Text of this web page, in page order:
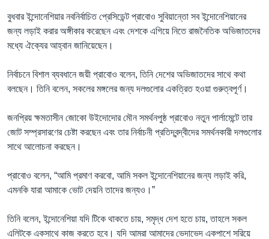
বুধবার ইন্দোনেশিয়ার নবনির্বাচিত প্রেসিডেন্ট প্রাবোও সুবিয়ান্তো সব ইন্দোনেশিয়ানের
জন্য লড়াই করার অঙ্গীকার করেছেন এবং দেশকে এগিয়ে নিতে রাজনৈতিক অভিজাতদের
মধ্যে ঐক্যের আহ্বান জানিয়েছেন।
নির্বাচনে বিশাল ব্যবধানে জয়ী প্রাবোও বলেন, তিনি দেশের অভিজাতদের সাথে কথা
বলছেন। তিনি বলেন, সকলের মঙ্গলের জন্য দলগুলোর একত্রিত হওয়া গুরুত্বপূর্ণ।
জনপ্রিয় ক্ষমতাসীন জোকো উইদোদোর মৌন সমর্থনপুষ্ঠ প্রাবোও নতুন পার্লামেন্টে তার
জোট সম্প্রসারণের চেষ্টা করছেন এবং তার নির্বাচনী প্রতিদ্বন্দ্বীদের সমর্থনকারী দলগুলোর
সাথে আলোচনা করছেন।
প্রাবোও বলেন, “আমি প্রমাণ করবো, আমি সকল ইন্দোনেশিয়ানের জন্য লড়াই করি,
এমনকি যারা আমাকে ভোট দেয়নি তাদের জন্যও।”
তিনি বলেন, ইন্দোনেশিয়া যদি টিকে থাকতে চায়, সমৃদ্ধ দেশ হতে চায়, তাহলে সকল
এলিটকে একসাথে কাজ করতে হবে। যদি আমরা আমাদের ভেদাভেদ একপাশে সরিয়ে